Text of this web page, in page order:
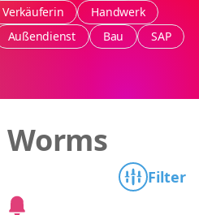
Verkäuferin
Handwerk
Außendienst Bau SAP
Worms
Filter